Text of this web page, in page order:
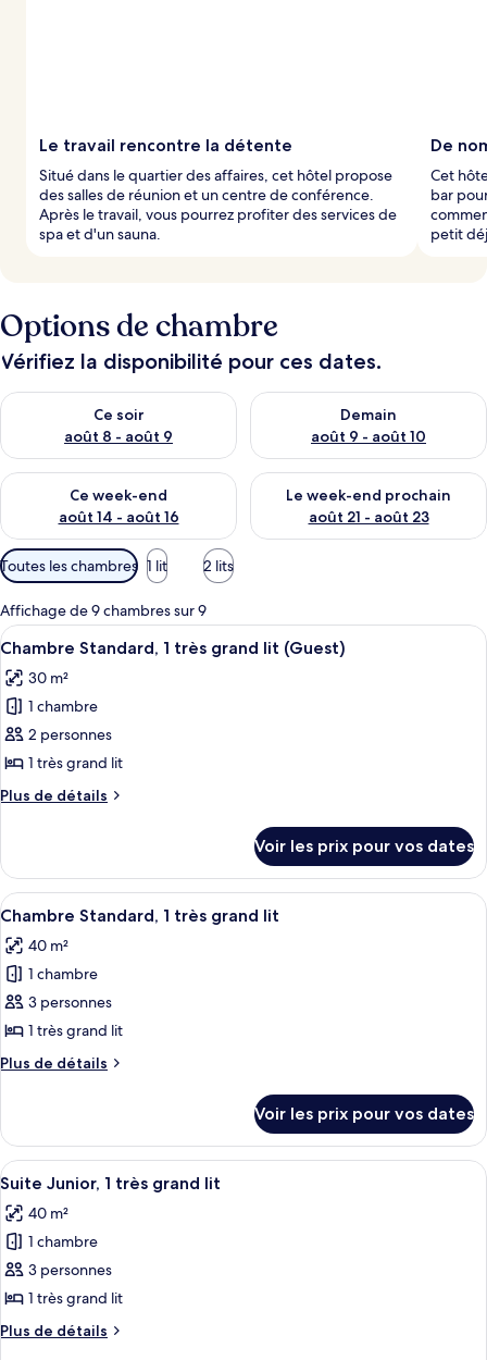
Le travail rencontre la détente
Situé dans le quartier des affaires, cet hôtel propose
des salles de réunion et un centre de conférence.
Après le travail, vous pourrez profiter des services de
spa et d'un sauna.
De
Cet
bar
petit
Options de chambre
Vérifiez la disponibilité pour ces dates.
Ce soir
août 8 - août 9
Vérifier la disponibilité pour ce soir août 8 - août 9
Demain
août 9 - août 10
Vérifier la disponibilité pour
Ce week-end
août 14 - août 16
Vérifier la disponibilité pour ce week-end août 14 - août 16
Le week-end prochain
août 21 - août 23
Vérifier la disponibilité pour
Filtres
disponibles
pour
les
chambres
Toutes les chambres 1 lit 2 lits
Affichage de 9 chambres sur 9
Afficher
toutes
les
photos
pour
ce
type
de
Chambre
Standard,
1
très
grand
lit
(Guest)
Une chambre d’hôtel moderne,
13
Chambre Standard, 1 très grand lit (Guest)
30 m²
1 chambre
2 personnes
1 très grand lit
Plus de détails
Plus
le
type
de
Chambre
Standard,
très
grand
(Guest)
Voir les prix pour vos dates
Afficher
toutes
les
photos
pour
ce
type
de
Chambre
Standard,
1
très
grand
lit
Une chambre d’hôtel moderne,
10
Chambre Standard, 1 très grand lit
40 m²
1 chambre
3 personnes
1 très grand lit
Plus de détails
Plus
le
type
de
Chambre
Standard,
très
grand
Voir les prix pour vos dates
Afficher
toutes
les
photos
pour
ce
type
de
Une chambre d’hôtel moderne
9
Suite Junior, 1 très grand lit
40 m²
1 chambre
3 personnes
1 très grand lit
Plus de détails
Plus